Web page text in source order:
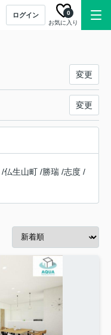
ログイン
お気に入り
0
変更
変更
/仏生山町 /勝瑞 /志度 /